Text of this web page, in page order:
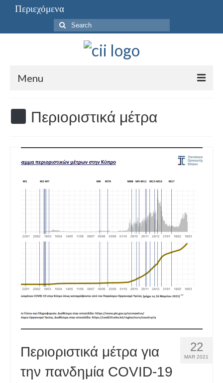
Περιεχόμενα
Search
for:
Menu
Περιοριστικά μέτρα
22
MAR 2021
Περιοριστικά μέτρα για
την πανδημία COVID-19